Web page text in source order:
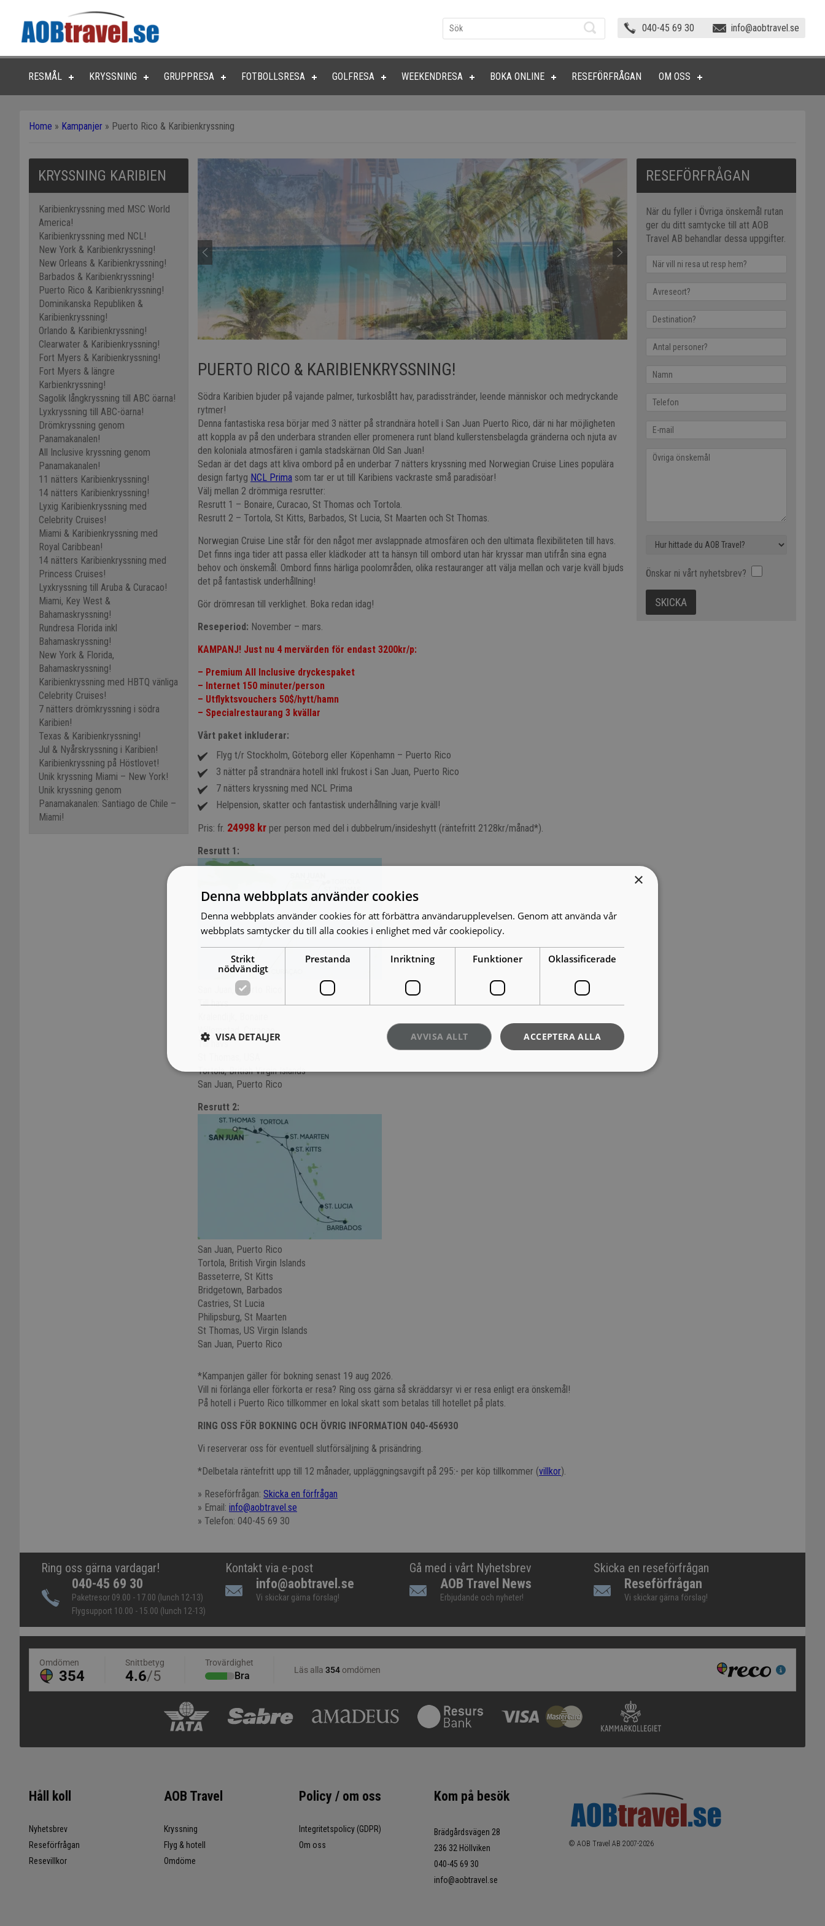
040-45 69 30 info@aobtravel.se
RESMÅL KRYSSNING GRUPPRESA FOTBOLLSRESA GOLFRESA WEEKENDRESA BOKA ONLINE RESEFÖRFRÅGAN OM OSS
Home » Kampanjer » Puerto Rico & Karibienkryssning
KRYSSNING KARIBIEN
Karibienkryssning med MSC World
America!
Karibienkryssning med NCL!
New York & Karibienkryssning!
New Orleans & Karibienkryssning!
Barbados & Karibienkryssning!
Puerto Rico & Karibienkryssning!
Dominikanska Republiken &
Karibienkryssning!
Orlando & Karibienkryssning!
Clearwater & Karibienkryssning!
Fort Myers & Karibienkryssning!
Fort Myers & längre
Karbienkryssning!
Sagolik långkryssning till ABC öarna!
Lyxkryssning till ABC-öarna!
Drömkryssning genom
Panamakanalen!
All Inclusive kryssning genom
Panamakanalen!
11 nätters Karibienkryssning!
14 nätters Karibienkryssning!
Lyxig Karibienkryssning med
Celebrity Cruises!
Miami & Karibienkryssning med
Royal Caribbean!
14 nätters Karibienkryssning med
Princess Cruises!
Lyxkryssning till Aruba & Curacao!
Miami, Key West &
Bahamaskryssning!
Rundresa Florida inkl
Bahamaskryssning!
New York & Florida,
Bahamaskryssning!
Karibienkryssning med HBTQ vänliga
Celebrity Cruises!
7 nätters drömkryssning i södra
Karibien!
Texas & Karibienkryssning!
Jul & Nyårskryssning i Karibien!
Karibienkryssning på Höstlovet!
Unik kryssning Miami – New York!
Unik kryssning genom
Panamakanalen: Santiago de Chile –
Miami!
PUERTO RICO & KARIBIENKRYSSNING!
Södra Karibien bjuder på vajande palmer, turkosblått hav, paradisstränder, leende människor och medryckande
rytmer!
Denna fantastiska resa börjar med 3 nätter på strandnära hotell i San Juan Puerto Rico, där ni har möjligheten
att koppla av på den underbara stranden eller promenera runt bland kullerstensbelagda gränderna och njuta av
den koloniala atmosfären i gamla stadskärnan Old San Juan!
Sedan är det dags att kliva ombord på en underbar 7 nätters kryssning med Norwegian Cruise Lines populära
design fartyg NCL Prima som tar er ut till Karibiens vackraste små paradisöar!
Välj mellan 2 drömmiga resrutter:
Resrutt 1 – Bonaire, Curacao, St Thomas och Tortola.
Resrutt 2 – Tortola, St Kitts, Barbados, St Lucia, St Maarten och St Thomas.
Norwegian Cruise Line står för den något mer avslappnade atmosfären och den ultimata flexibiliteten till havs.
Det finns inga tider att passa eller klädkoder att ta hänsyn till ombord utan här kryssar man utifrån sina egna
behov och önskemål. Ombord finns härliga poolområden, olika restauranger att välja mellan och varje kväll bjuds
det på fantastisk underhållning!
Gör drömresan till verklighet. Boka redan idag!
Reseperiod: November – mars.
KAMPANJ! Just nu 4 mervärden för endast 3200kr/p:
– Premium All Inclusive dryckespaket
– Internet 150 minuter/person
– Utflyktsvouchers 50$/hytt/hamn
– Specialrestaurang 3 kvällar
Vårt paket inkluderar:
Flyg t/r Stockholm, Göteborg eller Köpenhamn – Puerto Rico
3 nätter på strandnära hotell inkl frukost i San Juan, Puerto Rico
7 nätters kryssning med NCL Prima
Helpension, skatter och fantastisk underhållning varje kväll!
Pris: fr. 24998 kr per person med del i dubbelrum/insideshytt (räntefritt 2128kr/månad*).
Resrutt 1:
San Juan, Puerto Rico
Till havs
Willemstad, Curacao
Till havs
Tortola, British Virgin Islands
San Juan, Puerto Rico
Resrutt 2:
San Juan, Puerto Rico
Tortola, British Virgin Islands
Basseterre, St Kitts
Bridgetown, Barbados
Castries, St Lucia
Philipsburg, St Maarten
St Thomas, US Virgin Islands
San Juan, Puerto Rico
*Kampanjen gäller för bokning senast 19 aug 2026.
Vill ni förlänga eller förkorta er resa? Ring oss gärna så skräddarsyr vi er resa enligt era önskemål!
På hotell i Puerto Rico tillkommer en lokal skatt som betalas till hotellet på plats.
RING OSS FÖR BOKNING OCH ÖVRIG INFORMATION 040-456930
Vi reserverar oss för eventuell slutförsäljning & prisändring.
*Delbetala räntefritt upp till 12 månader, uppläggningsavgift på 295:- per köp tillkommer (villkor).
» Reseförfrågan: Skicka en förfrågan
» Email: info@aobtravel.se
» Telefon: 040-45 69 30
RESEFÖRFRÅGAN
När du fyller i Övriga önskemål rutan
ger du ditt samtycke till att AOB
Travel AB behandlar dessa uppgifter.
Önskar ni vårt nyhetsbrev?
Ring oss gärna vardagar!
040-45 69 30
Paketresor 09.00 - 17.00 (lunch 12-13)
Flygsupport 10.00 - 15.00 (lunch 12-13)
Kontakt via e-post
info@aobtravel.se
Vi skickar gärna förslag!
Gå med i vårt Nyhetsbrev
AOB Travel News
Erbjudande och nyheter!
Skicka en reseförfrågan
Reseförfrågan
Vi skickar gärna förslag!
Håll koll
Nyhetsbrev
Reseförfrågan
Resevillkor
AOB Travel
Kryssning
Flyg & hotell
Omdöme
Policy / om oss
Integritetspolicy (GDPR)
Om oss
Kom på besök
Brädgårdsvägen 28
236 32 Höllviken
040-45 69 30
info@aobtravel.se
© AOB Travel AB 2007-2026
×
Denna webbplats använder cookies
Denna webbplats använder cookies för att förbättra användarupplevelsen. Genom att använda vår
webbplats samtycker du till alla cookies i enlighet med vår cookiepolicy.
Strikt
nödvändigt
Prestanda Inriktning Funktioner Oklassificerade
ACCEPTERA ALLA
AVVISA ALLT
VISA DETALJER